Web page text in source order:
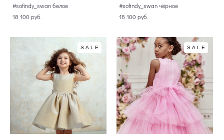
#sofindy_swan белое
18 100 pуб.
#sofindy_swan чёрное
18 100 pуб.
SALE SALE